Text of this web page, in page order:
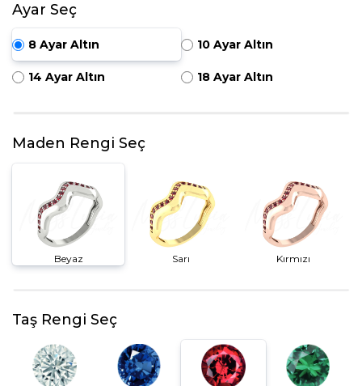
Ayar Seç
8 Ayar Altın 10 Ayar Altın
14 Ayar Altın 18 Ayar Altın
Maden Rengi Seç
Beyaz Sarı Kırmızı
Taş Rengi Seç